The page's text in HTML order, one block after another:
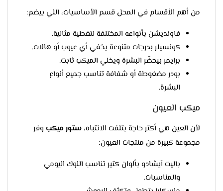
من أهم الأقسام في المحل قسم الأساسيات، اللي بيضم:
فاونديشن بأنواعه المختلفة لتغطية مثالية.
كونسيلر بدرجات متنوعة يخفي أي عيوب أو هالات.
برايمر بيحضّر البشرة ويخلي الميكب ثابت.
بودر مضغوطة أو شفافة تناسب جميع أنواع
البشرة.
ميكب العيون
لأن العين هي أكتر حاجة بتلفت الانتباه، ستور ميكب وفر
مجموعة كبيرة من منتجات العيون:
باليت آيشادو بألوان كتير تناسب اللوك اليومي
والمناسبات.